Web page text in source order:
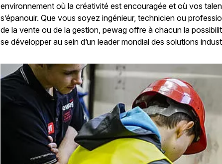
environnement où la créativité est encouragée et où vos
s’épanouir. Que vous soyez ingénieur, technicien ou
de la vente ou de la gestion, pewag offre à chacun la
se développer au sein d’un leader mondial des solutions